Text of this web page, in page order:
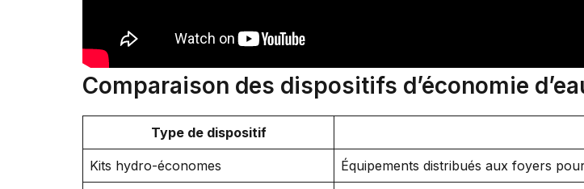
Comparaison des dispositifs d’économie
Type de dispositif
Kits hydro-économes Équipements distribués aux foyers